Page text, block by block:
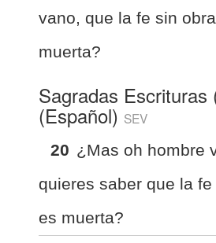
vano, que la fe sin
muerta?
Sagradas Escrituras
(Español) SEV
20 ¿Mas oh hombre
quieres saber que la
es muerta?